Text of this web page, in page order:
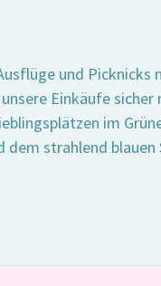
und Picknicks
Einkäufe sicher
im
dem strahlend